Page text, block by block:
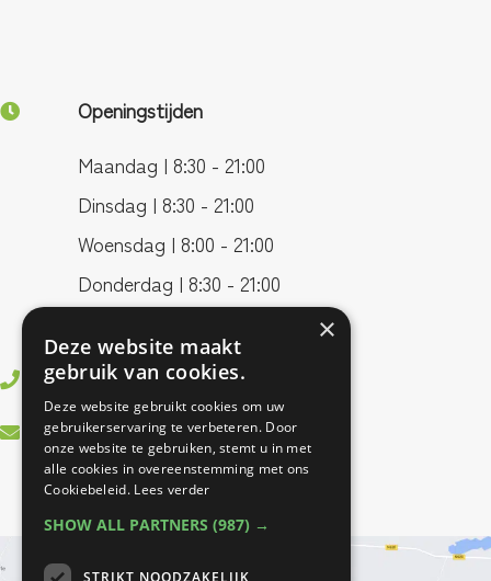
Openingstijden
Maandag | 8:30 - 21:00
Dinsdag | 8:30 - 21:00
Woensdag | 8:00 - 21:00
Donderdag | 8:30 - 21:00
0499 - 37 83 55
info@bestfitfysiotherapie.nl
×
Deze website maakt
gebruik van cookies.
Deze website gebruikt cookies om uw
gebruikerservaring te verbeteren. Door
onze website te gebruiken, stemt u in met
alle cookies in overeenstemming met ons
Cookiebeleid. Lees verder
SHOW ALL PARTNERS (987) →
STRIKT NOODZAKELIJK